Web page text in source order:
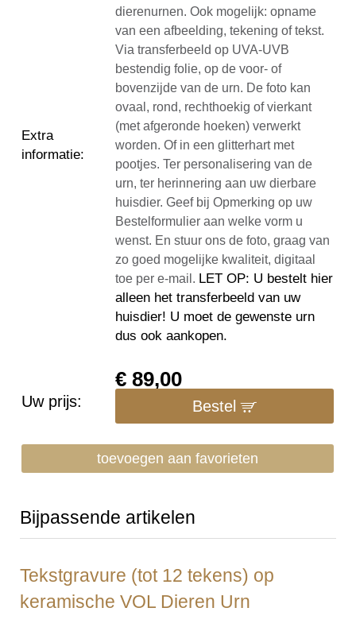
Extra
informatie:
dierenurnen. Ook mogelijk: opname
van een afbeelding, tekening of tekst.
Via transferbeeld op UVA-UVB
bestendig folie, op de voor- of
bovenzijde van de urn. De foto kan
ovaal, rond, rechthoekig of vierkant
(met afgeronde hoeken) verwerkt
worden. Of in een glitterhart met
pootjes. Ter personalisering van de
urn, ter herinnering aan uw dierbare
huisdier. Geef bij Opmerking op uw
Bestelformulier aan welke vorm u
wenst. En stuur ons de foto, graag van
zo goed mogelijke kwaliteit, digitaal
toe per e-mail. LET OP: U bestelt hier
alleen het transferbeeld van uw
huisdier! U moet de gewenste urn
dus ook aankopen.
Uw prijs:
€89,00
Bestel
toevoegen aan favorieten
Bijpassende artikelen
Tekstgravure (tot 12 tekens) op
keramische VOL Dieren Urn